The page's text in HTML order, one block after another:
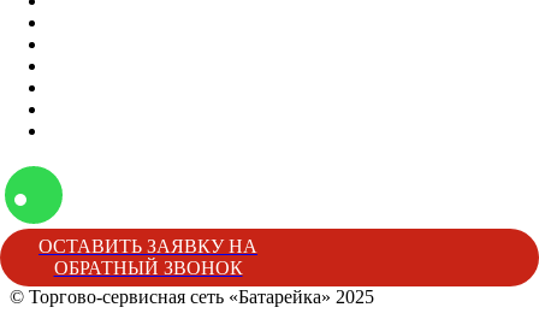
ОСТАВИТЬ ЗАЯВКУ НА
ОБРАТНЫЙ ЗВОНОК
© Торгово-сервисная сеть «Батарейка» 2025